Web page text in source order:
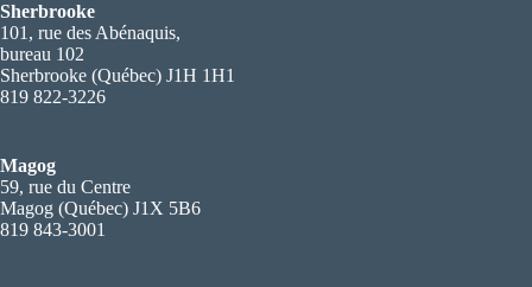
Sherbrooke
101, rue des Abénaquis,
bureau 102
Sherbrooke (Québec) J1H 1H1
819 822-3226
Magog
59, rue du Centre
Magog (Québec) J1X 5B6
819 843-3001